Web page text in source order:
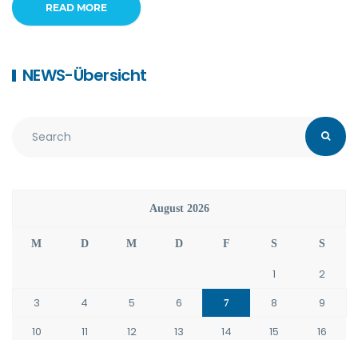
READ MORE
NEWS-Übersicht
August 2026
M D M D F S S
1
2
3
4 5 6 7 8
9
10
11 12 13 14 15
16